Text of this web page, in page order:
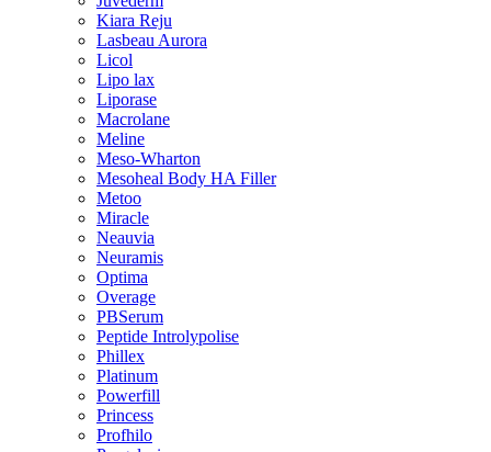
Kiara Reju
Lasbeau Aurora
Licol
Lipo lax
Liporase
Macrolane
Meline
Meso-Wharton
Mesoheal Body HA Filler
Metoo
Miracle
Neauvia
Neuramis
Optima
Overage
PBSerum
Peptide Introlypolise
Phillex
Platinum
Powerfill
Princess
Profhilo